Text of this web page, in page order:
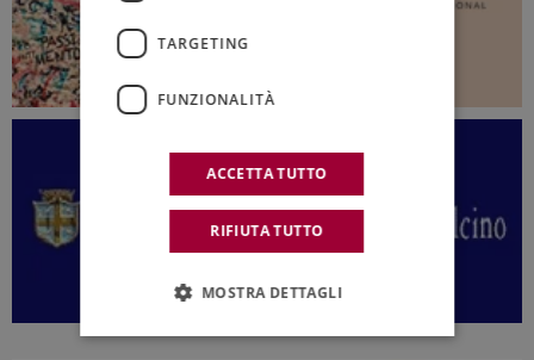
TARGETING
FUNZIONALITÀ
ACCETTA TUTTO
RIFIUTA TUTTO
MOSTRA DETTAGLI